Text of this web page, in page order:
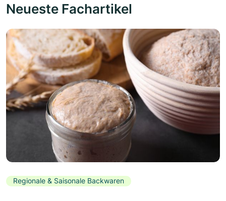
Neueste Fachartikel
Regionale & Saisonale Backwaren